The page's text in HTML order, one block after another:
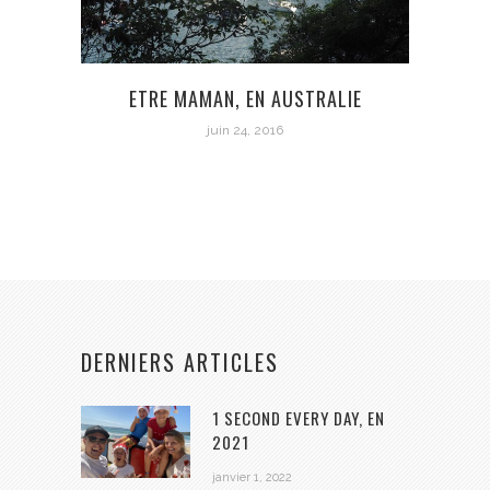
ETRE MAMAN, EN AUSTRALIE
juin 24, 2016
DERNIERS ARTICLES
1 SECOND EVERY DAY, EN
2021
janvier 1, 2022